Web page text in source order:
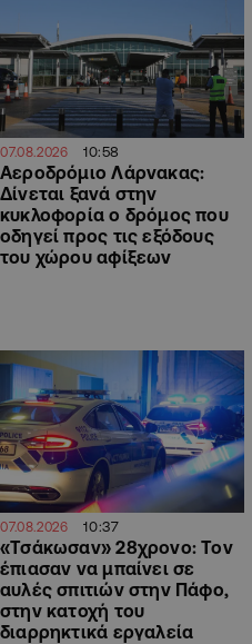
07.08.2026 10:58
Αεροδρόμιο Λάρνακας:
Δίνεται ξανά στην
κυκλοφορία ο δρόμος που
οδηγεί προς τις εξόδους
του χώρου αφίξεων
07.08.2026 10:37
«Τσάκωσαν» 28χρονο: Τον
έπιασαν να μπαίνει σε
αυλές σπιτιών στην Πάφο,
στην κατοχή του
διαρρηκτικά εργαλεία